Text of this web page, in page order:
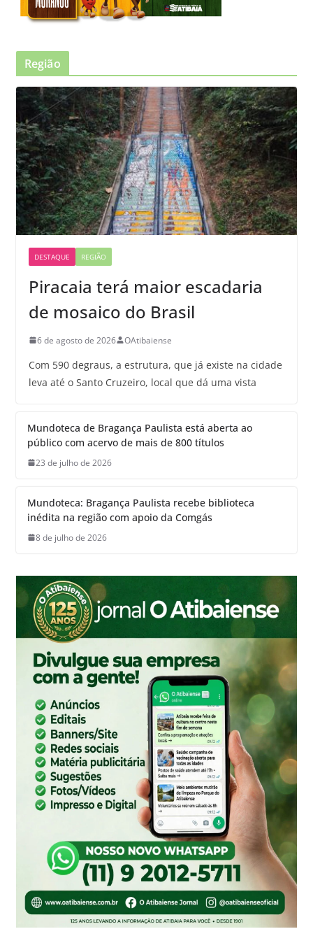
Região
DESTAQUE REGIÃO
Piracaia terá maior escadaria
de mosaico do Brasil
6 de agosto de 2026 OAtibaiense
Com 590 degraus, a estrutura, que já existe na cidade
leva até o Santo Cruzeiro, local que dá uma vista
Mundoteca de Bragança Paulista está aberta ao
público com acervo de mais de 800 títulos
23 de julho de 2026
Mundoteca: Bragança Paulista recebe biblioteca
inédita na região com apoio da Comgás
8 de julho de 2026